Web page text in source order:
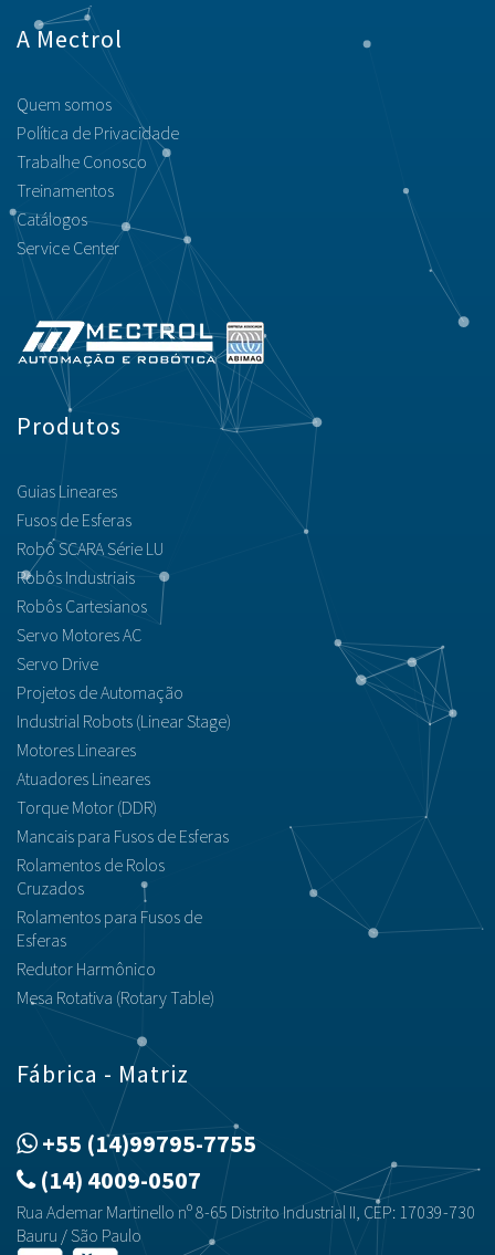
A Mectrol
Quem somos
Política de Privacidade
Trabalhe Conosco
Treinamentos
Catálogos
Service Center
Produtos
Guias Lineares
Fusos de Esferas
Robô SCARA Série LU
Robôs Industriais
Robôs Cartesianos
Servo Motores AC
Servo Drive
Projetos de Automação
Industrial Robots (Linear Stage)
Motores Lineares
Atuadores Lineares
Torque Motor (DDR)
Mancais para Fusos de Esferas
Rolamentos de Rolos
Cruzados
Rolamentos para Fusos de
Esferas
Redutor Harmônico
Mesa Rotativa (Rotary Table)
Fábrica - Matriz
+55 (14)99795-7755
(14) 4009-0507
Rua Ademar Martinello nº 8-65 Distrito Industrial II, CEP: 17039-730
Bauru / São Paulo